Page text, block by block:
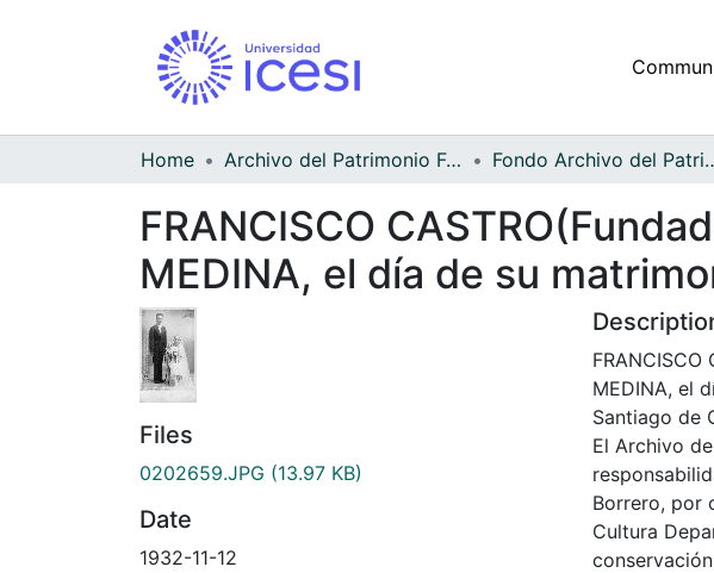
Home Archivo del Patrimonio Fotográfico y Fílmico del Valle del Cauca Fondo Archivo del
FRANCISCO
MEDINA, el día de su
Files
0202659.JPG (13.97 KB)
Date
1932-11-12
MEDINA, el
Santiago de
El Archivo
Borrero, por
Cultura